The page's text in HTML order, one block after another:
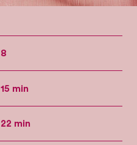
8
15 min
22 min